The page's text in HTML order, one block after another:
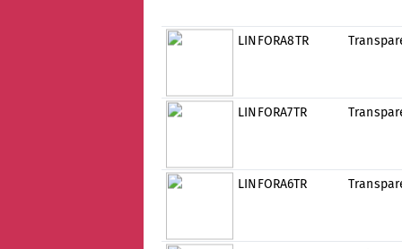
LINFORA8TR
LINFORA7TR
LINFORA6TR